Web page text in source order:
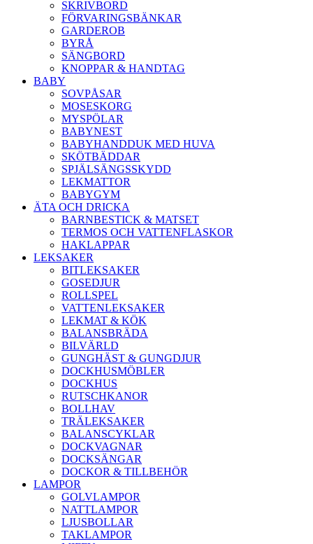
SKRIVBORD
FÖRVARINGSBÄNKAR
GARDEROB
BYRÅ
SÄNGBORD
KNOPPAR & HANDTAG
BABY
SOVPÅSAR
MOSESKORG
MYSPÖLAR
BABYNEST
BABYHANDDUK MED HUVA
SKÖTBÄDDAR
SPJÄLSÄNGSSKYDD
LEKMATTOR
BABYGYM
ÄTA OCH DRICKA
BARNBESTICK & MATSET
TERMOS OCH VATTENFLASKOR
HAKLAPPAR
LEKSAKER
BITLEKSAKER
GOSEDJUR
ROLLSPEL
VATTENLEKSAKER
LEKMAT & KÖK
BALANSBRÄDA
BILVÄRLD
GUNGHÄST & GUNGDJUR
DOCKHUSMÖBLER
DOCKHUS
RUTSCHKANOR
BOLLHAV
TRÄLEKSAKER
BALANSCYKLAR
DOCKVAGNAR
DOCKSÄNGAR
DOCKOR & TILLBEHÖR
LAMPOR
GOLVLAMPOR
NATTLAMPOR
LJUSBOLLAR
TAKLAMPOR